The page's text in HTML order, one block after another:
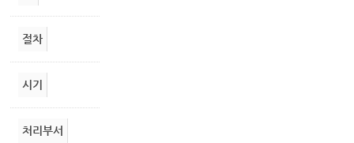
절차
시기
처리부서